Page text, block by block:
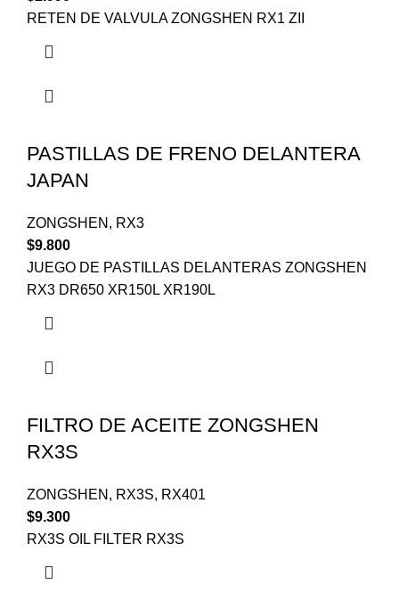
RETEN DE VALVULA ZONGSHEN RX1 ZII
PASTILLAS DE FRENO DELANTERA
JAPAN
ZONGSHEN , RX3
$9.800
JUEGO DE PASTILLAS DELANTERAS ZONGSHEN
RX3 DR650 XR150L XR190L
FILTRO DE ACEITE ZONGSHEN
RX3S
ZONGSHEN , RX3S, RX401
$9.300
RX3S OIL FILTER RX3S